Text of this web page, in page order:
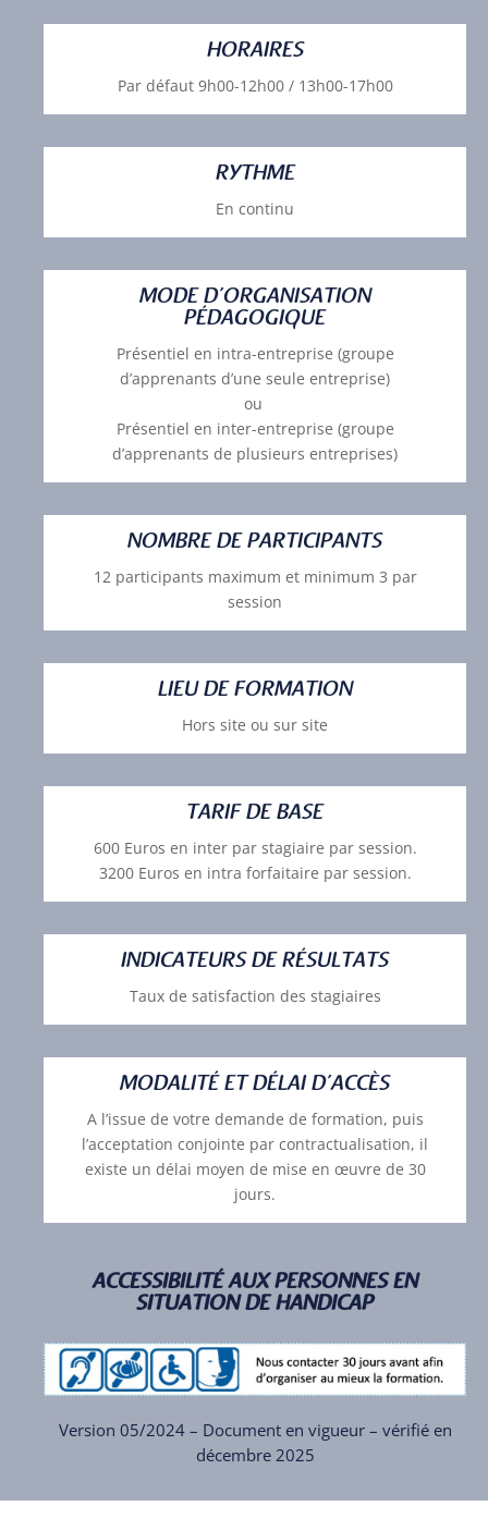
HORAIRES
Par défaut 9h00-12h00 / 13h00-17h00
RYTHME
En continu
MODE D’ORGANISATION
PÉDAGOGIQUE
Présentiel en intra-entreprise (groupe
d’apprenants d’une seule entreprise)
ou
Présentiel en inter-entreprise (groupe
d’apprenants de plusieurs entreprises)
NOMBRE DE PARTICIPANTS
12 participants maximum et minimum 3 par
session
LIEU DE FORMATION
Hors site ou sur site
TARIF DE BASE
600 Euros en inter par stagiaire par session.
3200 Euros en intra forfaitaire par session.
INDICATEURS DE RÉSULTATS
Taux de satisfaction des stagiaires
MODALITÉ ET DÉLAI D’ACCÈS
A l’issue de votre demande de formation, puis
l’acceptation conjointe par contractualisation, il
existe un délai moyen de mise en œuvre de 30
jours.
ACCESSIBILITÉ AUX PERSONNES EN
SITUATION DE HANDICAP
Version 05/2024 – Document en vigueur – vérifié en
décembre 2025